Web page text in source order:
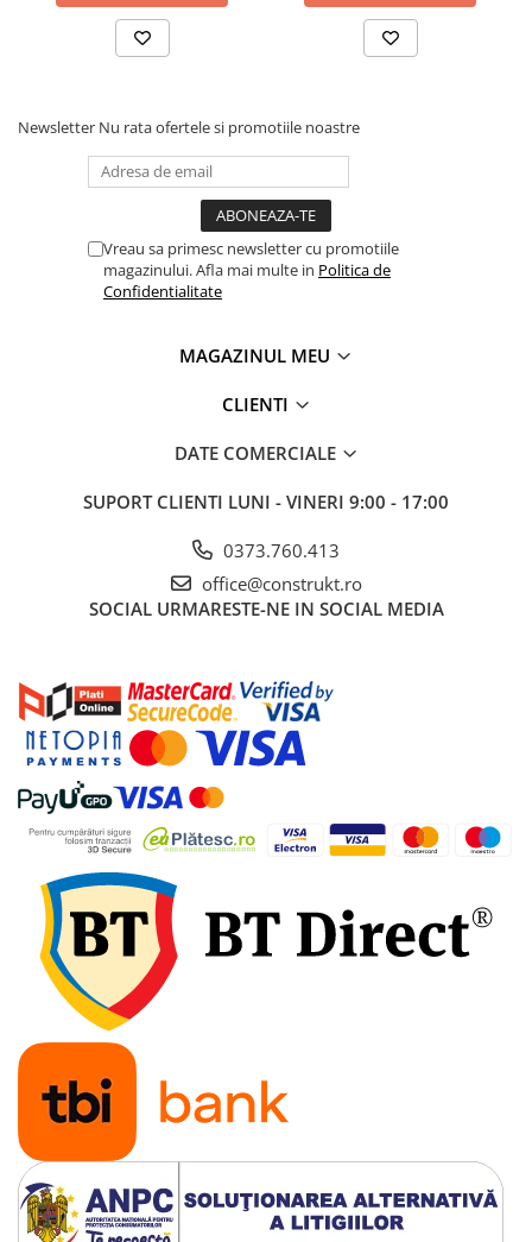
Ventile liniare
Ventile electromagnetice
Termostate aplicatii industriale
Accesorii pentru echipamente
industriale
Echipamente pentru tratarea si
pomparea apei
Pompe submersibile
Pompe pentru piscine
Vase de expansiune pentru
Rezervoare apa si accesorii stocare
Echipamente de filtrare si
dedurizare apa
Camine apometru
Tevi si accesorii pentru puturi
Obiecte sanitare
Baterii baie
Baterii bucatarie
Baterii bucatarie cu filtru
Clapete de actionare
Rezervoare WC incastrate
Rezervoare WC clasice
Vase WC
Lavoare
Chiuvete bucatarie
Rigole de dus
Sisteme de dus
Mobilier baie
Newsletter Nu rata ofertele si promotiile noastre
Vreau sa primesc newsletter cu promotiile
magazinului. Afla mai multe in Politica de
Confidentialitate
MAGAZINUL MEU
CLIENTI
DATE COMERCIALE
SUPORT CLIENTI LUNI - VINERI 9:00 - 17:00
0373.760.413
office@construkt.ro
SOCIAL URMARESTE-NE IN SOCIAL MEDIA